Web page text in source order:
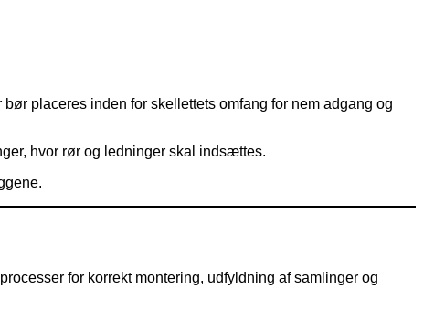
placeres inden for skellettets omfang for nem adgang og
hvor rør og ledninger skal indsættes.
for korrekt montering, udfyldning af samlinger og